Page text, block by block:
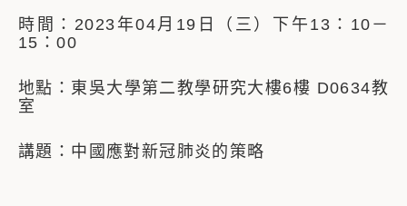
時間：2023年04月19日（三）下午13：10－
15：00
地點：東吳大學第二教學研究大樓6樓 D0634教
室
講題：中國應對新冠肺炎的策略